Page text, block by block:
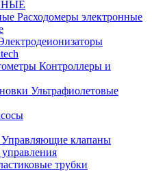
Расходомеры электронные
Контроллеры и
Ультрафиолетовые
Управляющие клапаны
трубки